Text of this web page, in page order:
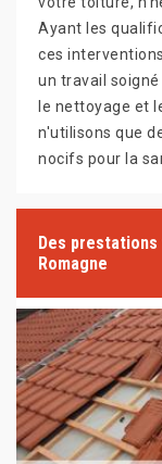
Ayant les
ces
un travail
le nettoyage et
n'utilisons que
nocifs pour la
Des
Romagne